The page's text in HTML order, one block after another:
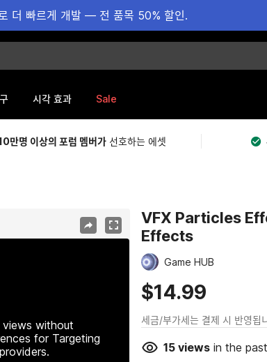
더 빠르게 개발 — 전 품목 50% 할인.
시각 효과 Sale
만명 이상의 포럼 멤버가 선호하는 에셋
without
for Targeting
VFX Particles
Effects
Game HUB
$14.99
세금/부가세는 결제 시 반영됩
15viewsin the